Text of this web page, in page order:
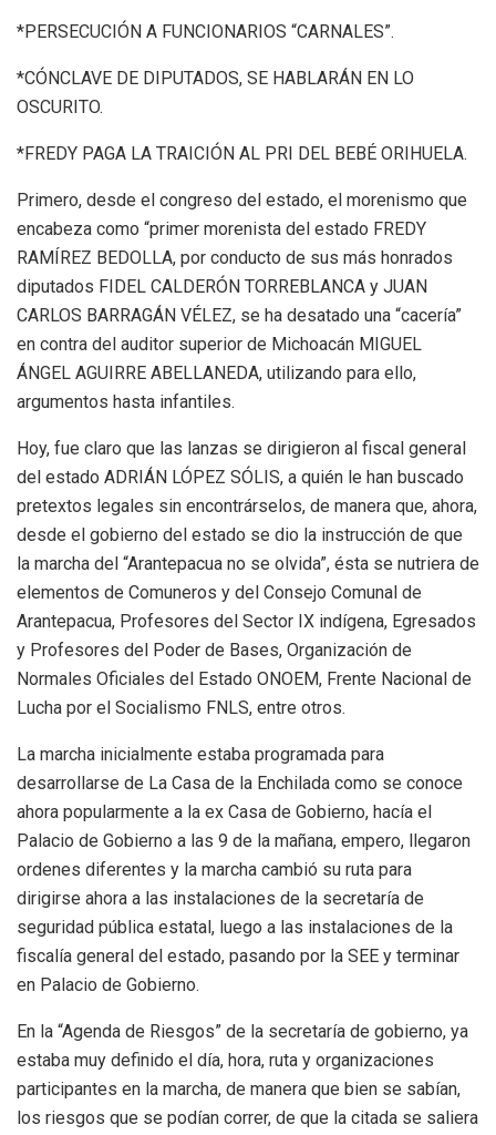
*PERSECUCIÓN A FUNCIONARIOS “CARNALES”.
*CÓNCLAVE DE DIPUTADOS, SE HABLARÁN EN LO
OSCURITO.
*FREDY PAGA LA TRAICIÓN AL PRI DEL BEBÉ ORIHUELA.
Primero, desde el congreso del estado, el morenismo que
encabeza como “primer morenista del estado FREDY
RAMÍREZ BEDOLLA, por conducto de sus más honrados
diputados FIDEL CALDERÓN TORREBLANCA y JUAN
CARLOS BARRAGÁN VÉLEZ, se ha desatado una “cacería”
en contra del auditor superior de Michoacán MIGUEL
ÁNGEL AGUIRRE ABELLANEDA, utilizando para ello,
argumentos hasta infantiles.
Hoy, fue claro que las lanzas se dirigieron al fiscal general
del estado ADRIÁN LÓPEZ SÓLIS, a quién le han buscado
pretextos legales sin encontrárselos, de manera que, ahora,
desde el gobierno del estado se dio la instrucción de que
la marcha del “Arantepacua no se olvida”, ésta se nutriera de
elementos de Comuneros y del Consejo Comunal de
Arantepacua, Profesores del Sector IX indígena, Egresados
y Profesores del Poder de Bases, Organización de
Normales Oficiales del Estado ONOEM, Frente Nacional de
Lucha por el Socialismo FNLS, entre otros.
La marcha inicialmente estaba programada para
desarrollarse de La Casa de la Enchilada como se conoce
ahora popularmente a la ex Casa de Gobierno, hacía el
Palacio de Gobierno a las 9 de la mañana, empero, llegaron
ordenes diferentes y la marcha cambió su ruta para
dirigirse ahora a las instalaciones de la secretaría de
seguridad pública estatal, luego a las instalaciones de la
fiscalía general del estado, pasando por la SEE y terminar
en Palacio de Gobierno.
En la “Agenda de Riesgos” de la secretaría de gobierno, ya
estaba muy definido el día, hora, ruta y organizaciones
participantes en la marcha, de manera que bien se sabían,
los riesgos que se podían correr, de que la citada se saliera